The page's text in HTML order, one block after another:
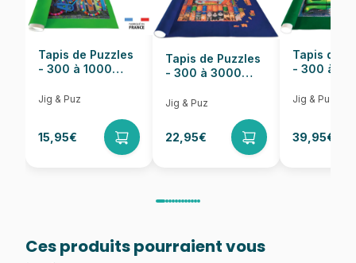
Tapis de Puzzles
- 300 à 1000
Jig & Puz
15,95€
Tapis de Puzzles
- 300 à 3000
Jig & Puz
22,95€
Tapis de
- 300 à
Jig & Puz
39,95€
Ces produits pourraient vous